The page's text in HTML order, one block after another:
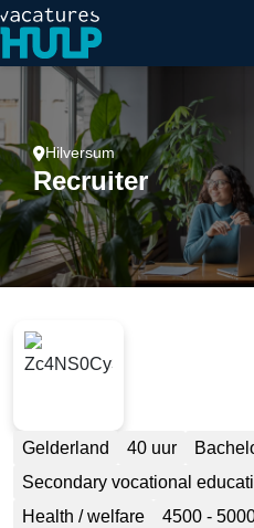
Hilversum
Recruiter
Gelderland 40 uur
Secondary vocational
Health / welfare
4500 -